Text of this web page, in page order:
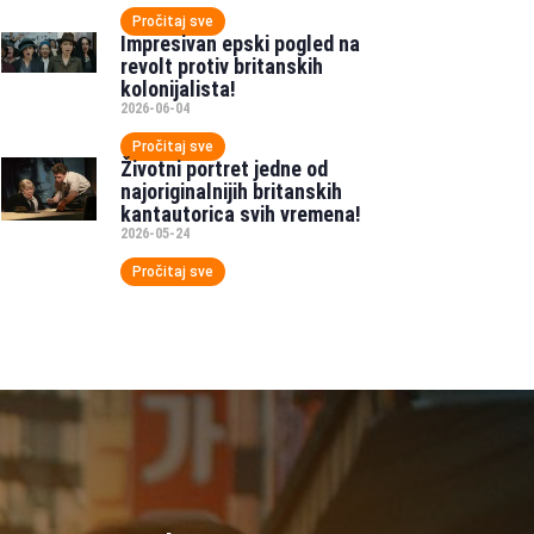
Pročitaj sve
Impresivan epski pogled na
revolt protiv britanskih
kolonijalista!
2026-06-04
Pročitaj sve
Životni portret jedne od
najoriginalnijih britanskih
kantautorica svih vremena!
2026-05-24
Pročitaj sve